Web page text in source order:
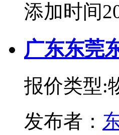
添加时间
广东东莞
报价类型:
发布者：